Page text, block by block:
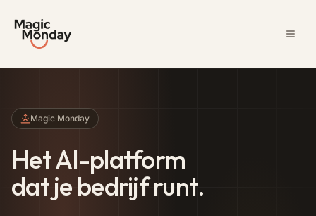
Magic Monday
Het AI-platform
dat je bedrijf runt.